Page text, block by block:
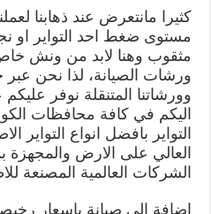
كثيرا مانتعرض عند ذهابنا
مستوى ضغط احد التواير او
مثقوب وهنا لابد من ونش
ورشات الصيانة، لذا نحن
وورشاتنا المتنقلة نوفر
اليكم في كافة محافظات
التواير بافضل انواع التواير
العالي على الارض
الشركات العالمية المصنعة
اضافة الى صيانة باسعار